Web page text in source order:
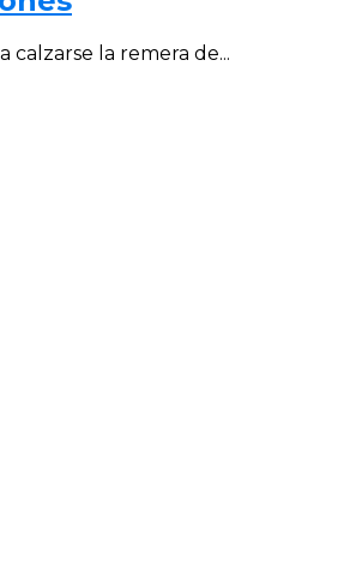
calzarse la remera de...